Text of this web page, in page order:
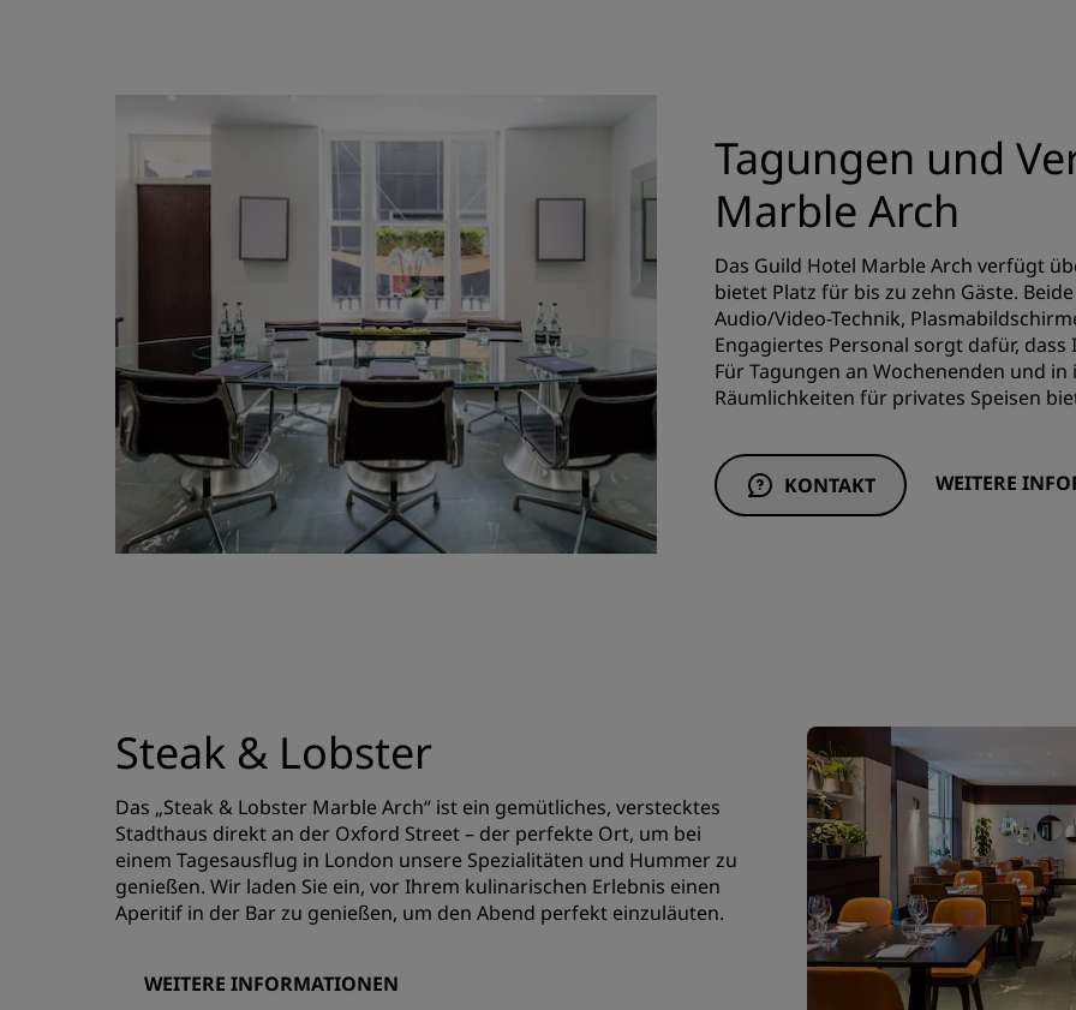
Tagungen und
Marble Arch
Das Guild Hotel Marble Arch verfügt
bietet Platz für bis zu zehn Gäste.
Audio/Video-Technik,
Engagiertes Personal sorgt dafür,
Für Tagungen an Wochenenden und
Räumlichkeiten für privates Speisen
KONTAKT WEITERE
Steak & Lobster
Das „Steak & Lobster Marble Arch“ ist ein gemütliches, verstecktes
Stadthaus direkt an der Oxford Street – der perfekte Ort, um bei
einem Tagesausflug in London unsere Spezialitäten und Hummer zu
genießen. Wir laden Sie ein, vor Ihrem kulinarischen Erlebnis einen
Aperitif in der Bar zu genießen, um den Abend perfekt einzuläuten.
WEITERE INFORMATIONEN